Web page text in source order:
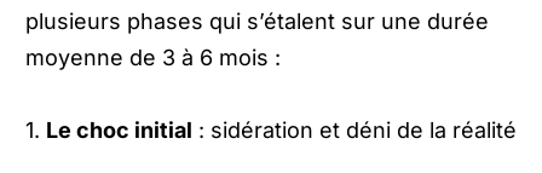
plusieurs phases qui s’étalent sur une durée
moyenne de 3 à 6 mois :
1. Le choc initial : sidération et déni de la réalité